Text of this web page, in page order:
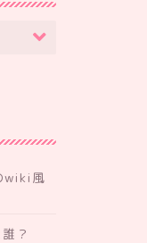
wiki風
？